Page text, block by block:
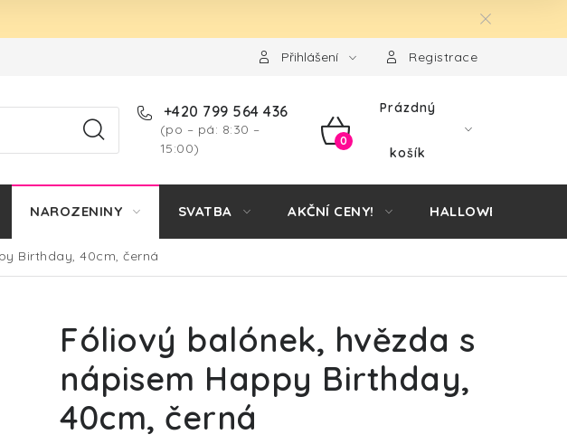
Přihlášení Registrace
+420 799 564 436
(po – pá: 8:30 –
15:00)
NÁKUPNÍ
Prázdný
košík
NAROZENINY SVATBA AKČNÍ CENY! HALLOWEEN
Birthday, 40cm, černá
Fóliový balónek, hvězda s
nápisem Happy Birthday,
40cm, černá